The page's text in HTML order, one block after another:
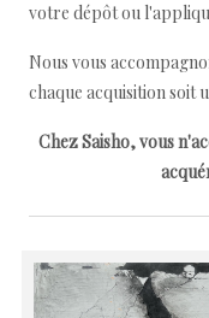
votre dépôt ou
Nous vous
chaque acquisition soit
Chez Saisho, vous